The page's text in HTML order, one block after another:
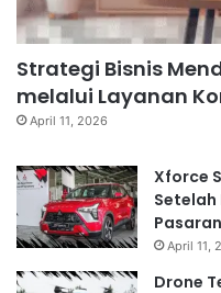
Strategi Bisnis
melalui Layanan
April 11, 2026
Xforce
Setelah
Pasaran
April 11,
Drone